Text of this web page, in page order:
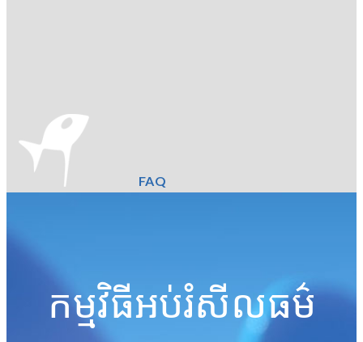
FAQ
កម្មវិធីអប់រំសីលធម៌